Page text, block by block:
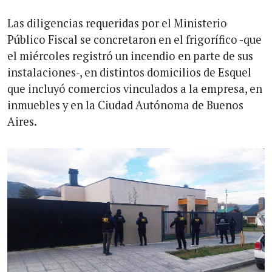
Las diligencias requeridas por el Ministerio
Público Fiscal se concretaron en el frigorífico -que
el miércoles registró un incendio en parte de sus
instalaciones-, en distintos domicilios de Esquel
que incluyó comercios vinculados a la empresa, en
inmuebles y en la Ciudad Autónoma de Buenos
Aires.